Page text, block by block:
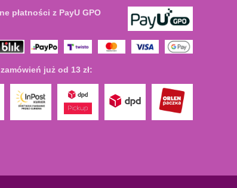
płatności z PayU GPO
już od 13 zł: